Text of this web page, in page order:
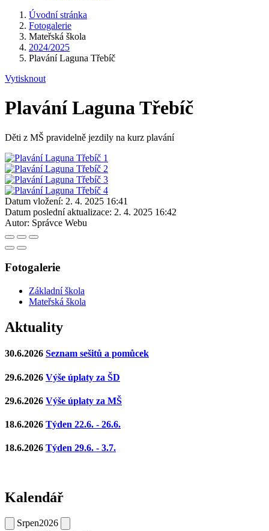
Úvodní stránka
Fotogalerie
Mateřská škola
2024/2025
Plavání Laguna Třebíč
Vytisknout
Plavání Laguna Třebíč
Děti z MŠ pravidelně jezdily na kurz plavání
Datum vložení: 2. 4. 2025 16:41
Datum poslední aktualizace: 2. 4. 2025 16:42
Autor: Správce Webu
Fotogalerie
Základní škola
Mateřská škola
Aktuality
30.6.2026 Seznam sešitů a pomůcek
29.6.2026 Výše úplaty za ŠD
29.6.2026 Výše úplaty za MŠ
18.6.2026 Týden 22.6. - 26.6.
18.6.2026 Týden 29.6. - 3.7.
Kalendář
Srpen2026